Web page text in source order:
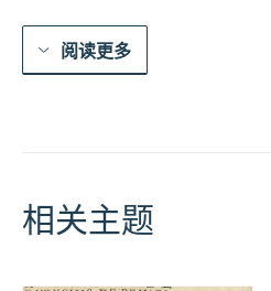
阅读更多
相关主题